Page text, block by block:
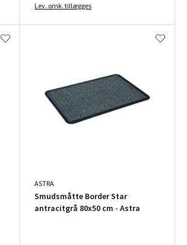
Lev. omk. tillægges
ASTRA
Smudsmåtte Border Star
antracitgrå 80x50 cm - Astra